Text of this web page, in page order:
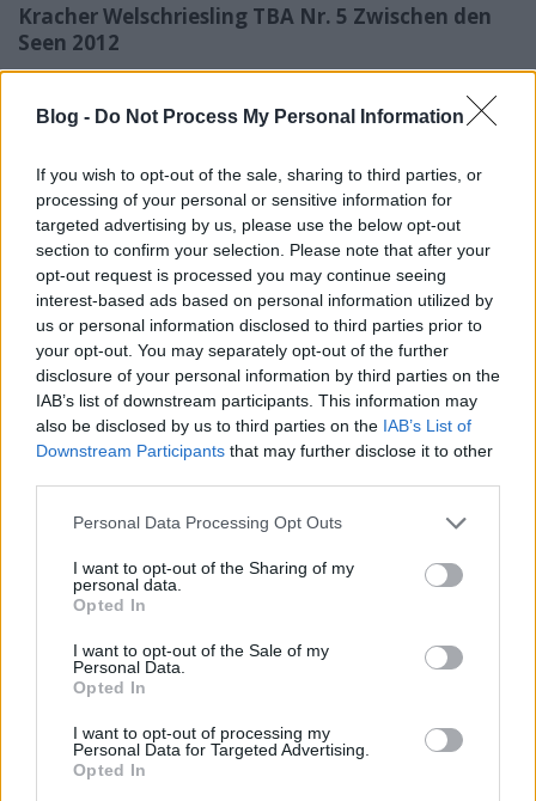
Blog - Do Not Process My Personal Information
If you wish to opt-out of the sale, sharing to third parties, or
processing of your personal or sensitive information for
targeted advertising by us, please use the below opt-out
section to confirm your selection. Please note that after your
opt-out request is processed you may continue seeing
interest-based ads based on personal information utilized by
us or personal information disclosed to third parties prior to
your opt-out. You may separately opt-out of the further
disclosure of your personal information by third parties on the
IAB’s list of downstream participants. This information may
also be disclosed by us to third parties on the IAB’s List of
Downstream Participants that may further disclose it to other
Please note that this website/app uses one or more Google
not limited to your visit or usage behaviour. You may click to
grant or deny consent to Google and its third-party tags to
use your data for below specified purposes in below Google
consent section.
Personal Data Processing Opt Outs
I want to opt-out of the Sharing of my
personal data.
Opted In
I want to opt-out of the Sale of my
Personal Data.
Opted In
I want to opt-out of processing my
Personal Data for Targeted Advertising.
Opted In
Kracher Welschriesling TBA Nr. 5 Zwischen den
Seen 2012
Információ: 100% olaszrizling. Meleg és száraz év, 1-
10 számmal készültek TBA-k. 18 hónap acél. Alkohol
Kevés redukció, illó-többlet, méz, trópusiak,
csiperke, őszibarack ice tea. Sűrű, édes, jó sava van,
intenzív, szinte robban, a mézes-nektáros aromák
dominálják. Több cser érezhető, ami végül felépíti a
bor jó szerkezetét. Az illó enyhén zavaró, ezért lefelé
görbül a pont.6/7p
Kracher Welschriesling TBA Nr. 4 Zwischen den
Seen 2011